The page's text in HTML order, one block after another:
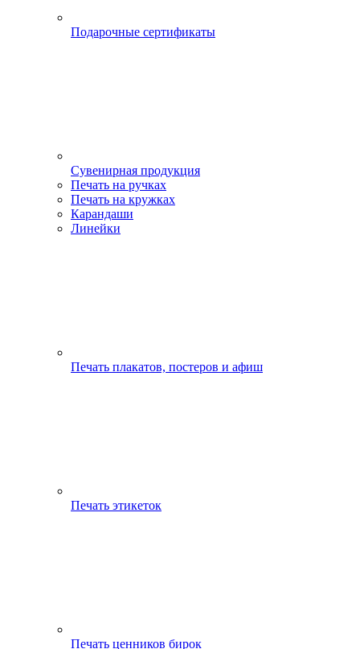
Подарочные сертификаты
Сувенирная продукция
Печать на ручках
Печать на кружках
Карандаши
Линейки
Печать плакатов, постеров и афиш
Печать этикеток
Печать ценников бирок